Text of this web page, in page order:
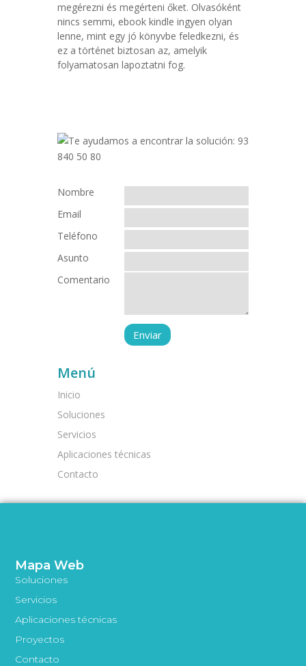
megérezni és megérteni őket. Olvasóként
nincs semmi, ebook kindle ingyen olyan
lenne, mint egy jó könyvbe feledkezni, és
ez a történet biztosan az, amelyik
folyamatosan lapoztatni fog.
Nombre
Email
Teléfono
Asunto
Comentario
Menú
Inicio
Soluciones
Servicios
Aplicaciones técnicas
Contacto
Mapa Web
Soluciones
Servicios
Aplicaciones técnicas
Proyectos
Contacto